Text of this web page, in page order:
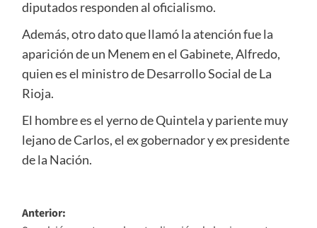
diputados responden al oficialismo.
Además, otro dato que llamó la atención fue la
aparición de un Menem en el Gabinete, Alfredo,
quien es el ministro de Desarrollo Social de La
Rioja.
El hombre es el yerno de Quintela y pariente muy
lejano de Carlos, el ex gobernador y ex presidente
de la Nación.
Navegación
Anterior: